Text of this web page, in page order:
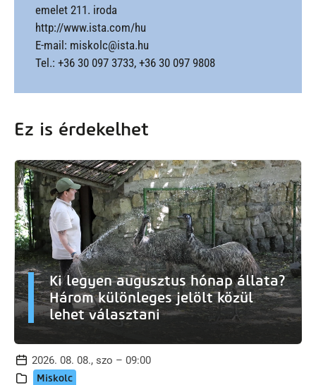
emelet 211. iroda
http://www.ista.com/hu
E-mail: miskolc@ista.hu
Tel.: +36 30 097 3733, +36 30 097 9808
Ez is érdekelhet
Ki legyen augusztus hónap állata?
Három különleges jelölt közül
lehet választani
2026. 08. 08., szo – 09:00
Miskolc